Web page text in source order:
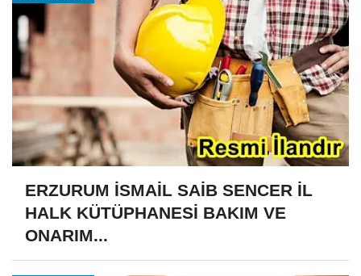
ERZURUM İSMAİL SAİB SENCER İL
HALK KÜTÜPHANESİ BAKIM VE
ONARIM...